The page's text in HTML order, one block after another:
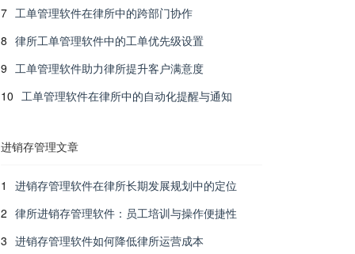
7 工单管理软件在律所中的跨部门协作
8 律所工单管理软件中的工单优先级设置
9 工单管理软件助力律所提升客户满意度
10 工单管理软件在律所中的自动化提醒与通知
进销存管理文章
1
进销存管理软件在律所长期发展规划中的定位
2 律所进销存管理软件：员工培训与操作便捷性
3 进销存管理软件如何降低律所运营成本